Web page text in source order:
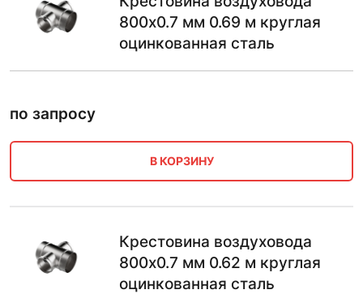
800х0.7 мм 0.69 м круглая
оцинкованная сталь
по запросу
В КОРЗИНУ
Крестовина воздуховода
800х0.7 мм 0.62 м круглая
оцинкованная сталь